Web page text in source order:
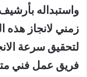
واستبداله
زمني لانجاز هذه
لتحقيق سرعة
فريق عمل فني